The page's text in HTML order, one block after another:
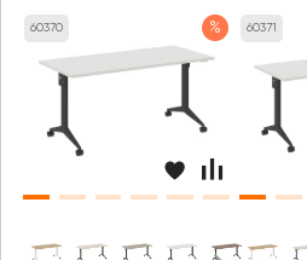
60370 % 60371